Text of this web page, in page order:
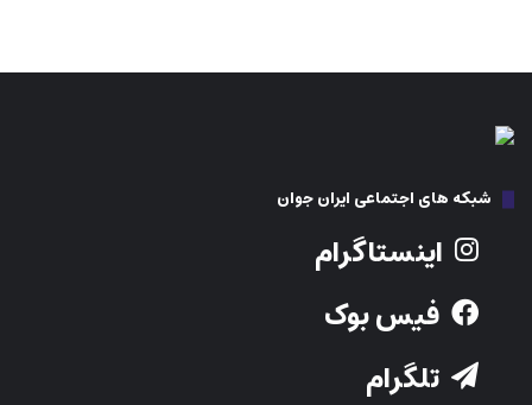
شبکه های اجتماعی ایران جوان
اینستاگرام
فیس بوک
تلگرام